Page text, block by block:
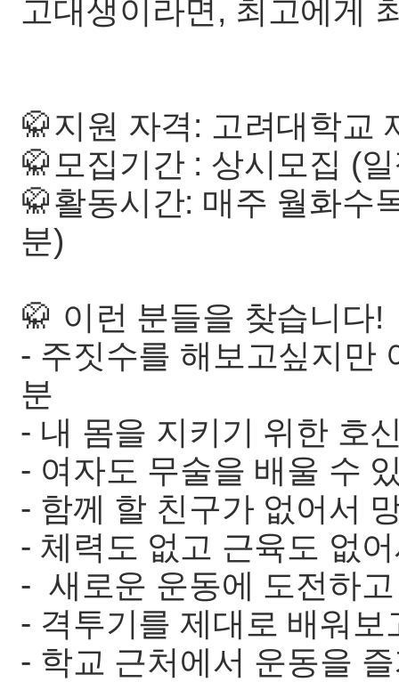
고대생이라면, 최고에게
🥋지원 자격: 고려대학교
🥋모집기간 : 상시모집 (
🥋활동시간: 매주 월화수
분)
🥋 이런 분들을 찾습니다!
- 주짓수를 해보고싶지만
분
- 내 몸을 지키기 위한 호
- 여자도 무술을 배울 수
- 함께 할 친구가 없어서
- 체력도 없고 근육도 없
- 새로운 운동에 도전하
- 격투기를 제대로 배워보
- 학교 근처에서 운동을